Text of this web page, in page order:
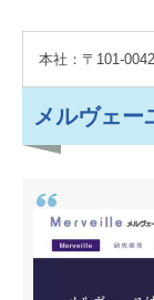
本社：〒101-
メルヴェー